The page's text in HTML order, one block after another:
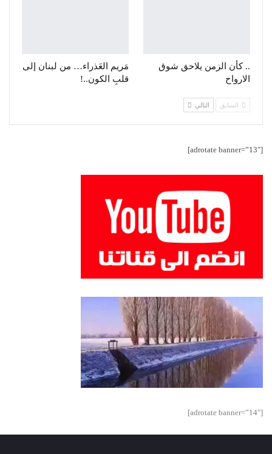
.. كأن الزمن يلاحق شوق
الارواح
مَريم العَذراء… من لبنان إلى
قلبِ الكون..!
السابق التالي
[adrotate banner=”13″]
[adrotate banner=”14″]